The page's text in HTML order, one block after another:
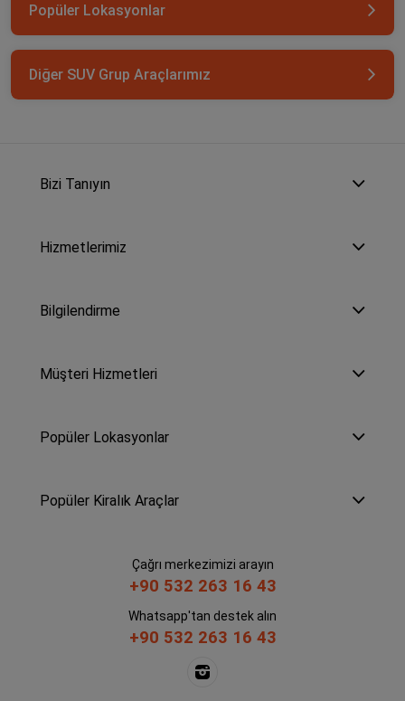
Popüler Lokasyonlar
Diğer SUV Grup Araçlarımız
Bizi Tanıyın
Hizmetlerimiz
Bilgilendirme
Müşteri Hizmetleri
Popüler Lokasyonlar
Popüler Kiralık Araçlar
Çağrı merkezimizi arayın
+90 532 263 16 43
Whatsapp'tan destek alın
+90 532 263 16 43